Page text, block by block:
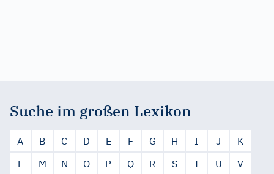
Suche im großen Lexikon
A B C D E F G H I J
K
L
M N O P Q R S T U
V